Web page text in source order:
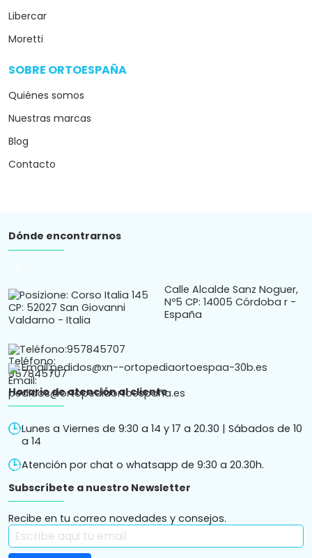
Libercar
Moretti
SOBRE ORTOESPAÑA
Quiénes somos
Nuestras marcas
Blog
Contacto
Dónde encontrarnos
Calle Alcalde Sanz Noguer,
Nº5 CP: 14005 Córdoba r -
España
Teléfono:957845707
Email:pedidos@xn--ortopediaortoespaa-30b.es
Horario de atención al cliente
Lunes a Viernes de 9:30 a 14 y 17 a 20.30 | Sábados de 10
a 14
Atención por chat o whatsapp de 9:30 a 20.30h.
Subscríbete a nuestro Newsletter
Recibe en tu correo novedades y consejos.